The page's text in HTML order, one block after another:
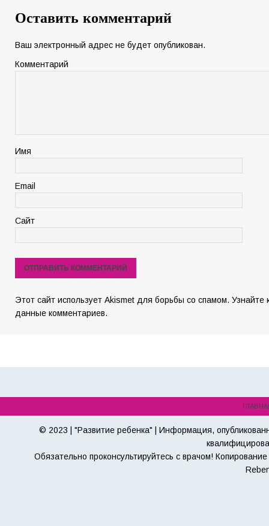
Оставить комментарий
Ваш электронный адрес не будет опубликован.
Комментарий
Имя
Email
Сайт
Этот сайт использует Akismet для борьбы со спамом.
данные комментариев.
© 2023 | "Развитие ребенка" | Информация,
Обязательно проконсультируйтесь с врачом!